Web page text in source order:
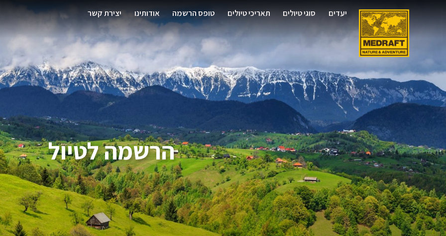
יעדים סוגי טיולים תאריכי טיולים טופס הרשמה אודותינו יצירת קשר
הרשמה לטיול